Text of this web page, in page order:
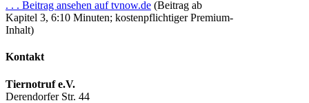
. . . Beitrag ansehen auf tvnow.de (Beitrag ab
Kapitel 3, 6:10 Minuten; kostenpflichtiger Premium-
Inhalt)
Kontakt
Tiernotruf e.V.
Derendorfer Str. 44